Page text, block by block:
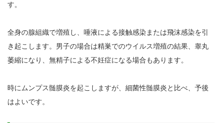
す。
全身の腺組織で増殖し、唾液による接触感染または飛沫感染を引
き起こします。男子の場合は精巣でのウイルス増殖の結果、睾丸
萎縮になり、無精子による不妊症になる場合もあります。
時にムンプス髄膜炎を起こしますが、細菌性髄膜炎と比べ、予後
はよいです。